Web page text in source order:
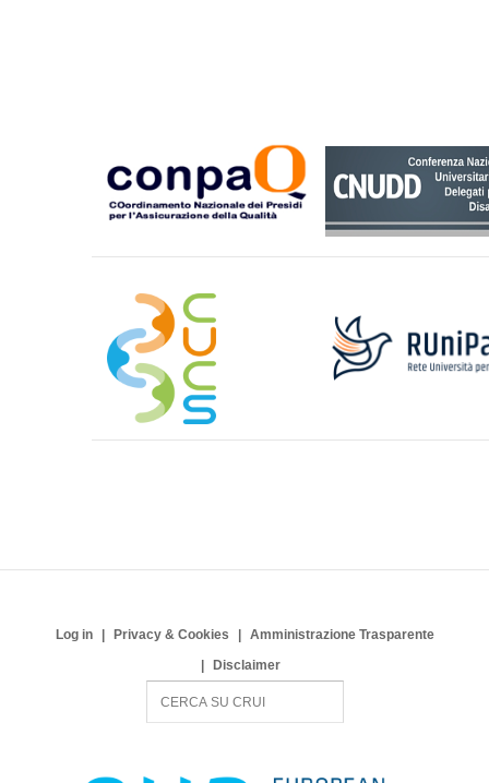
Log in Privacy & Cookies
Amministrazione Trasparente
Disclaimer
c